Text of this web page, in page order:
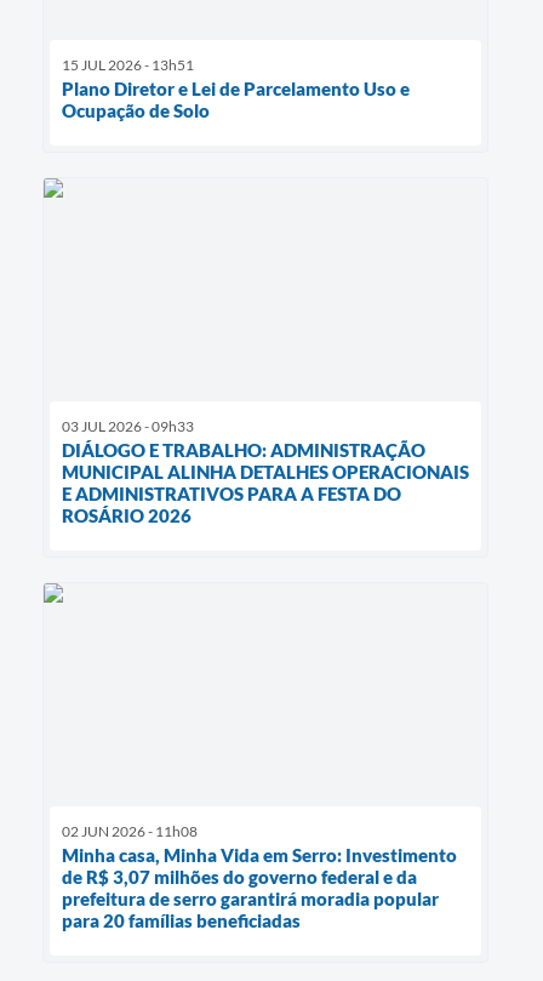
15 JUL 2026 - 13h51
Plano Diretor e Lei de Parcelamento Uso e
Ocupação de Solo
03 JUL 2026 - 09h33
DIÁLOGO E TRABALHO: ADMINISTRAÇÃO
MUNICIPAL ALINHA DETALHES OPERACIONAIS
E ADMINISTRATIVOS PARA A FESTA DO
ROSÁRIO 2026
02 JUN 2026 - 11h08
Minha casa, Minha Vida em Serro: Investimento
de R$ 3,07 milhões do governo federal e da
prefeitura de serro garantirá moradia popular
para 20 famílias beneficiadas